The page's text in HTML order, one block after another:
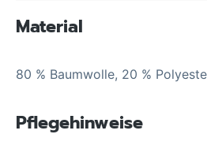
Material
80 % Baumwolle, 20 %
Pflegehinweise